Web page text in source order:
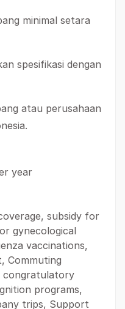
minimal setara
spesifikasi dengan
atau perusahaan
year
subsidy for
gynecological
vaccinations,
Commuting
congratulatory
programs,
trips, Support